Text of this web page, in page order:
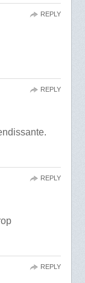
REPLY
REPLY
REPLY
REPLY